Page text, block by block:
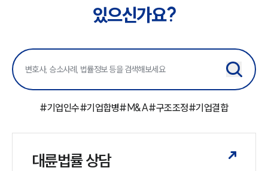
있으신가요?
#기업인수#기업합병#M&A#구조조정#기업결합
대륜법률 상담